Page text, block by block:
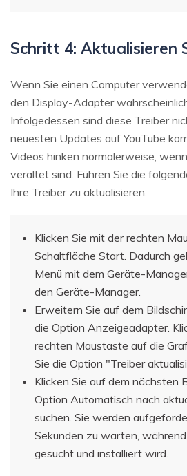
Schritt 4: Aktualisieren
Wenn Sie einen Computer
den Display-Adapter
Infolgedessen sind diese Treiber
neuesten Updates auf YouTube
Videos hinken normalerweise,
veraltet sind. Führen Sie die
Ihre Treiber zu aktualisieren.
Klicken Sie mit der rechten
Schaltfläche Start. Dadurch
Menü mit dem Geräte-
den Geräte-Manager.
Erweitern Sie auf dem
die Option Anzeigeadapter.
rechten Maustaste auf die
Sie die Option "Treiber
Klicken Sie auf dem nächsten
Option Automatisch nach
suchen. Sie werden
Sekunden zu warten,
gesucht und installiert wird.